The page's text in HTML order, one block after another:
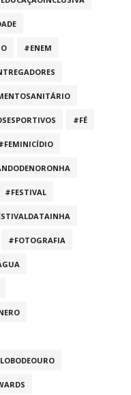
#ENEM
#FÉ
#FESTIVAL
#FOTOGRAFIA